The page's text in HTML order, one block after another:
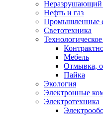
Неразрушающий
Нефть и газ
Промышленные
Светотехника
Мебель
Отмывка,
Пайка
Экология
Электронные
Электротехника